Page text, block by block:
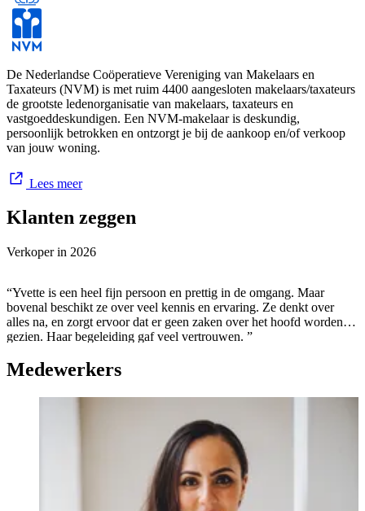
De Nederlandse Coöperatieve Vereniging van Makelaars en
Taxateurs (NVM) is met ruim 4400 aangesloten makelaars/taxateurs
de grootste ledenorganisatie van makelaars, taxateurs en
vastgoeddeskundigen. Een NVM-makelaar is deskundig,
persoonlijk betrokken en ontzorgt je bij de aankoop en/of verkoop
van jouw woning.
Lees meer
Klanten zeggen
Verkoper in 2026
“Yvette is een heel fijn persoon en prettig in de omgang. Maar
bovenal beschikt ze over veel kennis en ervaring. Ze denkt over
alles na, en zorgt ervoor dat er geen zaken over het hoofd worden
gezien. Haar begeleiding gaf veel vertrouwen. ”
Medewerkers